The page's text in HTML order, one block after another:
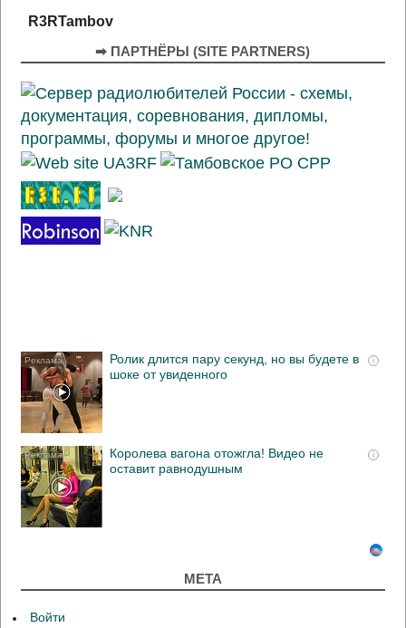
R3RTambov
➡ ПАРТНЁРЫ (SITE PARTNERS)
i
Ролик длится пару секунд, но вы будете в
шоке от увиденного
i
Королева вагона отожгла! Видео не
оставит равнодушным
МЕТА
Войти